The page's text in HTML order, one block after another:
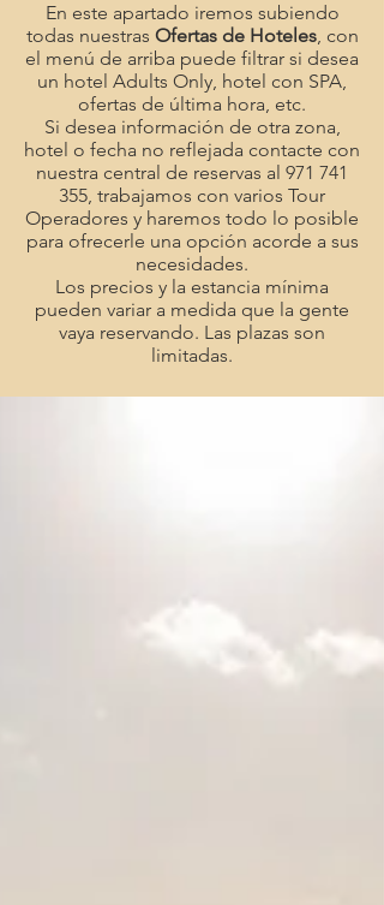
En este apartado iremos subiendo
todas nuestras Ofertas de Hoteles, con
el menú de arriba puede filtrar si desea
un hotel Adults Only, hotel con SPA,
ofertas de última hora, etc.
Si desea información de otra zona,
hotel o fecha no reflejada contacte con
nuestra central de reservas al 971 741
355, trabajamos con varios Tour
Operadores y haremos todo lo posible
para ofrecerle una opción acorde a sus
necesidades.
Los precios y la estancia mínima
pueden variar a medida que la gente
vaya reservando. Las plazas son
limitadas.